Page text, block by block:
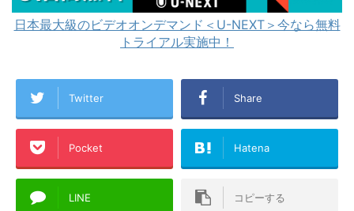
日本最大級のビデオオンデマンド＜U-NEXT＞今なら無料
トライアル実施中！
Twitter Share
Pocket Hatena
LINE コピーする